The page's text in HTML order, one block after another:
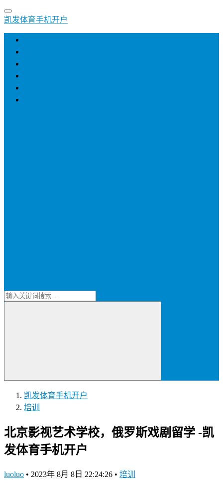
凯发体育手机开户
凯发体育手机开户
培训
北京影视艺术学校，俄罗斯戏剧留学 -凯
发体育手机开户
luoluo • 2023年 8月 8日 22:24:26 • 培训